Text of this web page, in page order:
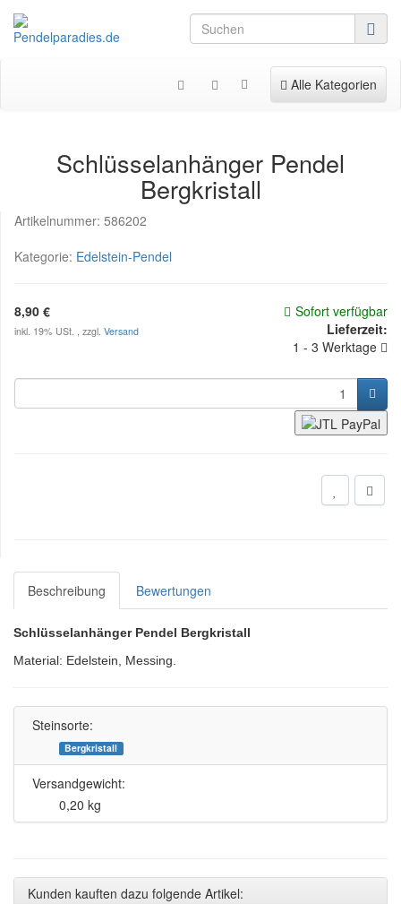
Toggle navigation
Alle Kategorien
Schlüsselanhänger Pendel
Bergkristall
Artikelnummer: 586202
Kategorie: Edelstein-Pendel
8,90 €
inkl. 19% USt. , zzgl. Versand
Sofort verfügbar
Lieferzeit:
1 - 3 Werktage
Beschreibung Bewertungen
Schlüsselanhänger Pendel Bergkristall
Material: Edelstein, Messing.
Steinsorte:
Bergkristall
Versandgewicht:
0,20 kg
Kunden kauften dazu folgende Artikel: